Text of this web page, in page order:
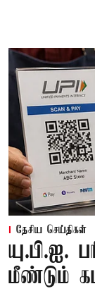
தேசிய செய்திகள்
யு.பி.ஐ.
மீண்டும்